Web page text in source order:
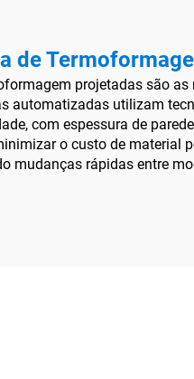
de
projetadas são
automatizadas utilizam
com espessura de
o custo de material
mudanças rápidas entre